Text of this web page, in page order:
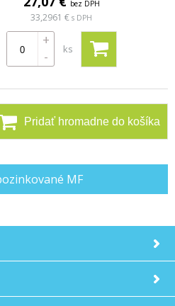
bez DPH
33,2961 € s DPH
+
-
ks
Pridať hromadne do košíka
MF